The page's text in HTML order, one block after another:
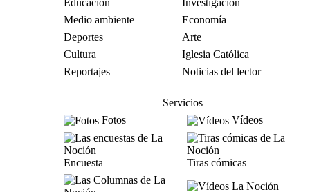
Educación
Investigación
Medio ambiente
Economía
Deportes
Arte
Cultura
Iglesia Católica
Reportajes
Noticias del lector
Servicios
Fotos
Vídeos
Encuesta Tiras cómicas